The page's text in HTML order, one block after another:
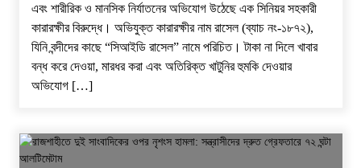
এবং শারীরিক ও মানসিক নির্যাতনের অভিযোগ উঠেছে এক সিনিয়র সহকারী
কারারক্ষীর বিরুদ্ধে। অভিযুক্ত কারারক্ষীর নাম রাসেল (ব্যাচ নং-১৮৭২),
যিনি বন্দীদের কাছে “সিআইডি রাসেল” নামে পরিচিত। টাকা না দিলে খাবার
বন্ধ করে দেওয়া, মারধর করা এবং অতিরিক্ত খাটুনির হুমকি দেওয়ার
অভিযোগ […]